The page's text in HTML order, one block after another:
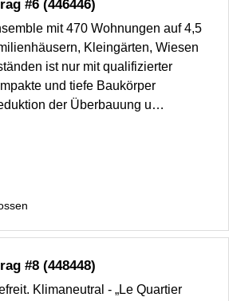
#6 (446446)
mit 470 Wohnungen auf 4,5
Kleingärten, Wiesen
ist nur mit qualifizierter
und tiefe Baukörper
der Überbauung u…
#8 (448448)
Klimaneutral - „Le Quartier